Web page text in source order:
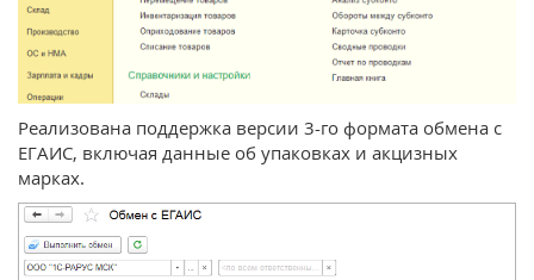
Реализована поддержка версии 3-го формата обмена с
ЕГАИС, включая данные об упаковках и акцизных
марках.